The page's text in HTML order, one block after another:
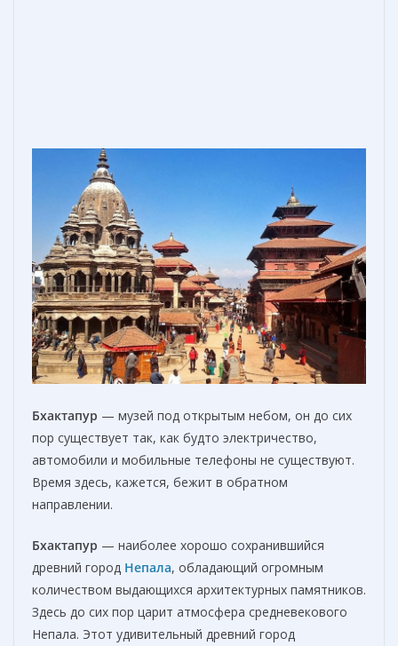
Бхактапур — музей под открытым небом, он до сих
пор существует так, как будто электричество,
автомобили и мобильные телефоны не существуют.
Время здесь, кажется, бежит в обратном
направлении.
Бхактапур — наиболее хорошо сохранившийся
древний город Непала, обладающий огромным
количеством выдающихся архитектурных памятников.
Здесь до сих пор царит атмосфера средневекового
Непала. Этот удивительный древний город